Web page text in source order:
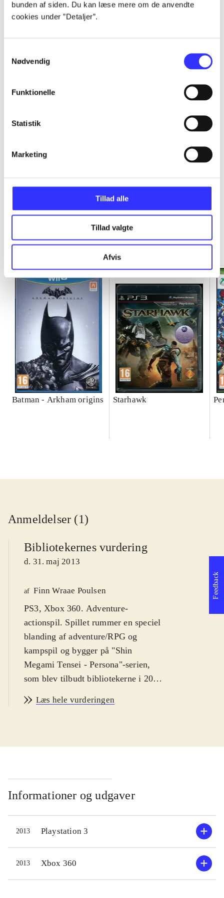
bunden af siden. Du kan læse mere om de anvendte
cookies under ”Detaljer”.
Nødvendig
Funktionelle
Statistik
Marketing
Tillad alle
Tillad valgte
Afvis
Alle registrerede artikler fordelt på udgivelser
Minder om
Batman - Arkham origins Starhawk
Anmeldelser (1)
Bibliotekernes vurdering
d. 31. maj 2013
af Finn Wraae Poulsen
PS3, Xbox 360. Adventure-
actionspil. Spillet rummer en speciel
blanding af adventure/RPG og
kampspil og bygger på "Shin
Megami Tensei - Persona"-serien,
som blev tilbudt bibliotekerne i 2004
brugere fra ca. 12 år og opefter, som
ikoner for vold, sex og stødende
Handlingen i spillet tager
udgangspunkt i en gruppe unge, som
efter at have set et mærkeligt tv-
show, befinder sig i en special
fantasy-verden skjult i et tv, hvor de
får hallucinationer og bliver narret til
at bekæmpe hinanden for at more en
Læs hele vurderingen
Informationer og udgaver
2013 Playstation 3
2013 Xbox 360
Feedback